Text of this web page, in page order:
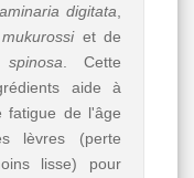
digitata
et de
spinosa . Cette
aide à
fatigue de l'âge
lèvres (perte
lisse) pour